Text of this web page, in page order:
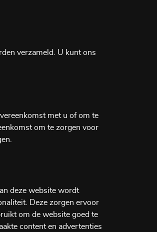
verzameld. U kunt ons
met u of om te
om te zorgen voor
deze website wordt
Deze zorgen ervoor
om de website goed te
content en advertenties